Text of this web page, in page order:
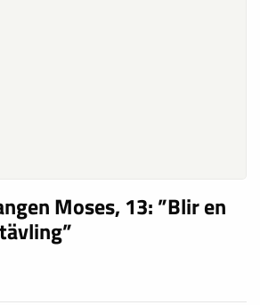
Moses, 13: ”Blir en